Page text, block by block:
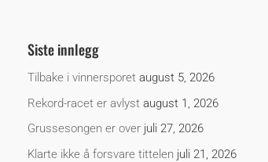
Siste innlegg
Tilbake i vinnersporet august 5, 2026
Rekord-racet er avlyst august 1, 2026
Grussesongen er over juli 27, 2026
Klarte ikke å forsvare tittelen juli 21, 2026